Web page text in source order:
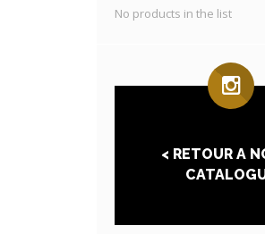
No products in the list
< RETOUR A